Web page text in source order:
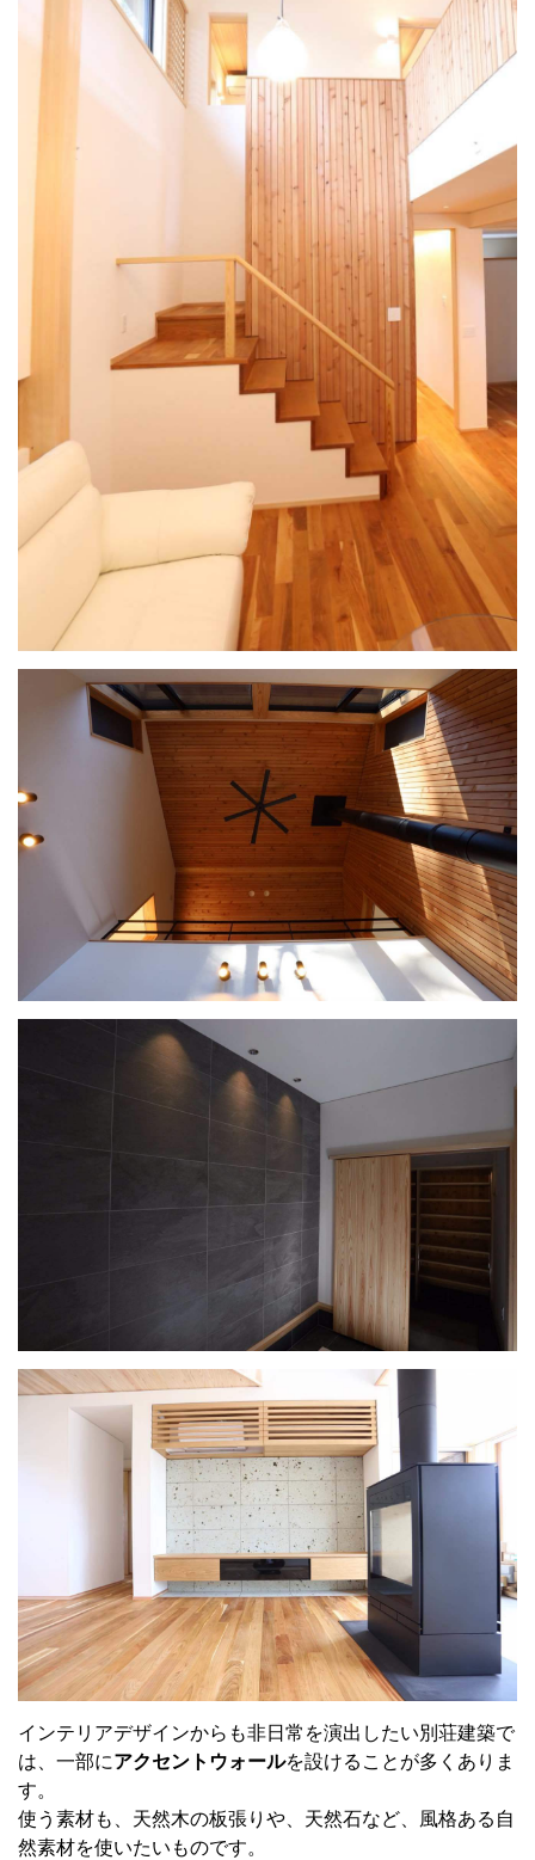
インテリアデザインからも非日常を演出したい別荘建築で
は、一部にアクセントウォールを設けることが多くありま
す。
使う素材も、天然木の板張りや、天然石など、風格ある自
然素材を使いたいものです。